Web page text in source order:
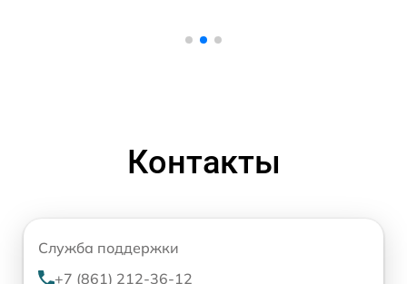
Контакты
Служба поддержки
+7 (861) 212-36-12